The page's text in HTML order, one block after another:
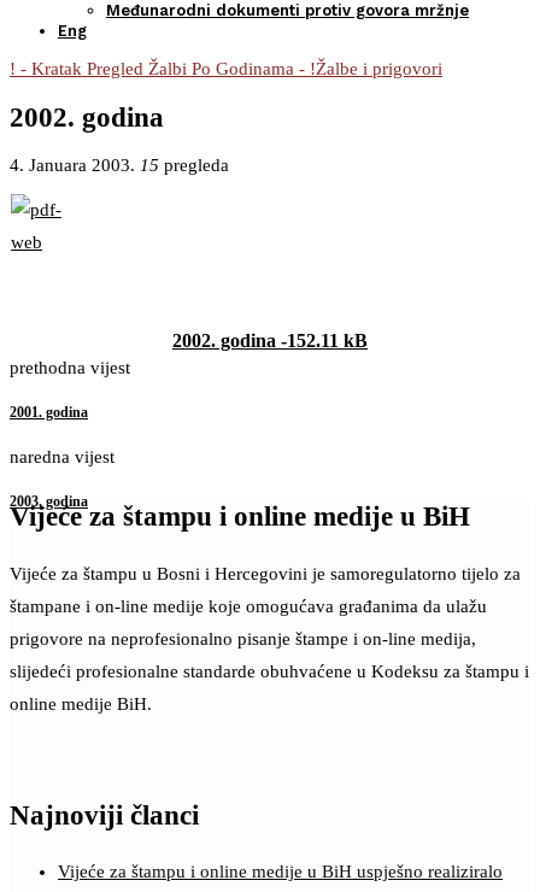
Međunarodni dokumenti protiv govora mržnje
Eng
! - Kratak Pregled Žalbi Po Godinama - !Žalbe i prigovori
2002. godina
4. Januara 2003. 15 pregleda
2002. godina -152.11 kB
prethodna vijest
2001. godina
naredna vijest
2003. godina
Vijeće za štampu i online medije u BiH
Vijeće za štampu u Bosni i Hercegovini je samoregulatorno tijelo za
štampane i on-line medije koje omogućava građanima da ulažu
prigovore na neprofesionalno pisanje štampe i on-line medija,
slijedeći profesionalne standarde obuhvaćene u Kodeksu za štampu i
online medije BiH.
Najnoviji članci
Vijeće za štampu i online medije u BiH uspješno realiziralo